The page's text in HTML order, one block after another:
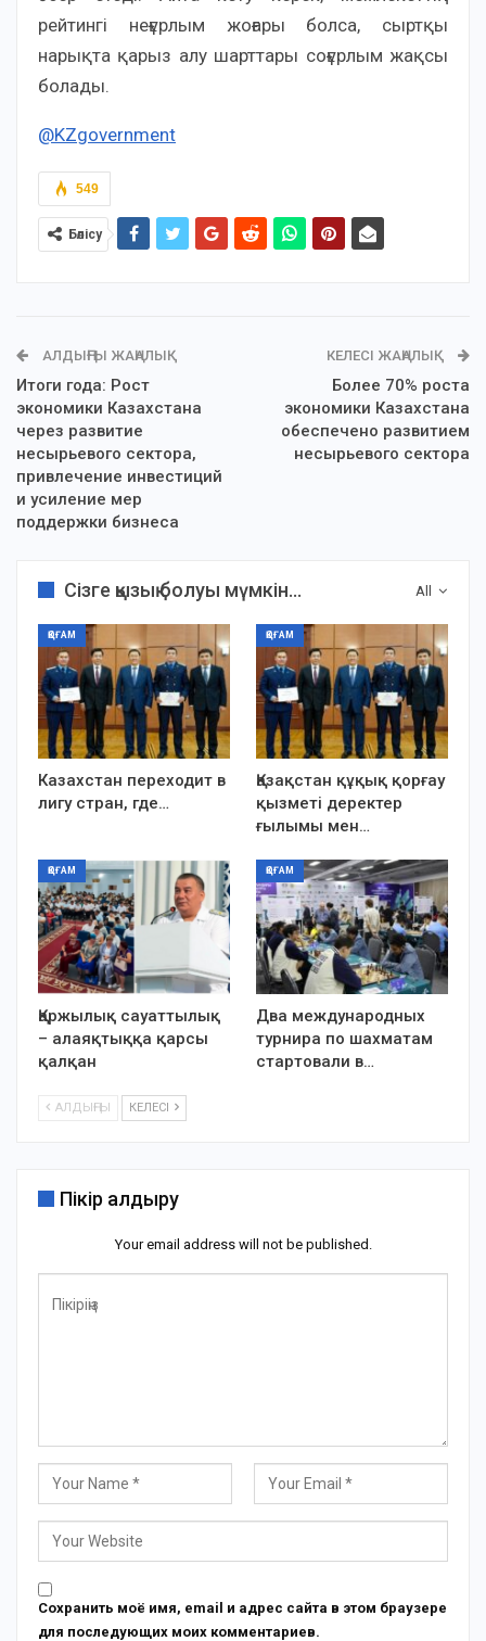
рейтингі неғұрлым жоғары болса, сыртқы
нарықта қарыз алу шарттары соғұрлым жақсы
болады.
@KZgovernment
549
Бөлісу
АЛДЫҢҒЫ ЖАҢАЛЫҚ
Итоги года: Рост
экономики Казахстана
через развитие
несырьевого сектора,
привлечение инвестиций
и усиление мер
поддержки бизнеса
КЕЛЕСІ ЖАҢАЛЫҚ
Более 70% роста
экономики Казахстана
обеспечено развитием
несырьевого сектора
All
Сізге қызық болуы мүмкін...
ҚОҒАМ
Казахстан переходит в
лигу стран, где…
ҚОҒАМ
Қазақстан құқық қорғау
қызметі деректер
ғылымы мен…
ҚОҒАМ
Қаржылық сауаттылық
– алаяқтыққа қарсы
қалқан
ҚОҒАМ
Два международных
турнира по шахматам
стартовали в…
АЛДЫҢҒЫ КЕЛЕСІ
Пікір қалдыру
Your email address will not be published.
Сохранить моё имя, email и адрес сайта в этом браузере
для последующих моих комментариев.